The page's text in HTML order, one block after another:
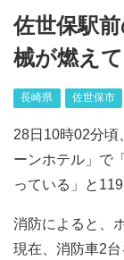
佐世保駅
械が燃えて
長崎県 佐世保市
28日10時02分頃
ーンホテル」で
っている」と
消防によると、
現在、消防車2台